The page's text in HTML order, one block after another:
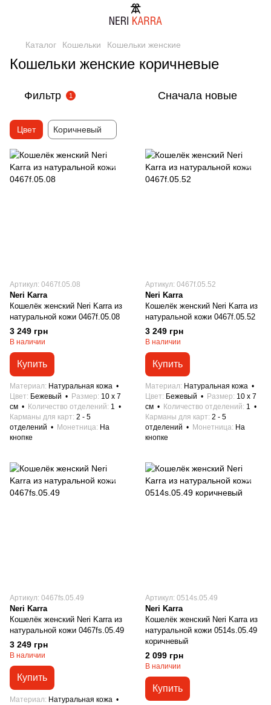
Каталог Кошельки Кошельки женские
Кошельки женские коричневые
Фильтр 1 Сначала новые
Цвет Коричневый
Артикул: 0467f.05.08
Neri Karra
Кошелёк женский Neri Karra из
натуральной кожи 0467f.05.08
3 249 грн
В наличии
Купить
Материал
Натуральная кожа
Цвет
Бежевый Размер 10 x 7
см
Количество отделений 1
Карманы для карт 2 - 5
отделений
Монетница На
кнопке
Артикул: 0467f.05.52
Neri Karra
Кошелёк женский Neri Karra из
натуральной кожи 0467f.05.52
3 249 грн
В наличии
Купить
Материал
Натуральная кожа
Цвет
Бежевый Размер 10 x 7
см
Количество отделений 1
Карманы для карт 2 - 5
отделений
Монетница На
кнопке
Артикул: 0467fs.05.49
Neri Karra
Кошелёк женский Neri Karra из
натуральной кожи 0467fs.05.49
3 249 грн
В наличии
Купить
Материал
Натуральная кожа
Артикул: 0514s.05.49
Neri Karra
Кошелёк женский Neri Karra из
натуральной кожи 0514s.05.49
коричневый
2 099 грн
В наличии
Купить